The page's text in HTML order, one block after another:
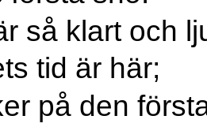
så klart och
tid är här;
på den